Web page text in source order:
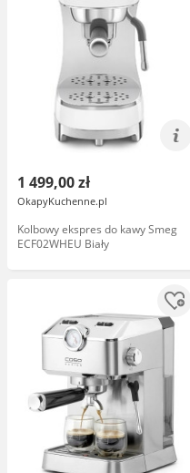
1 499,00 zł
OkapyKuchenne.pl
Kolbowy ekspres do kawy Smeg
ECF02WHEU Biały